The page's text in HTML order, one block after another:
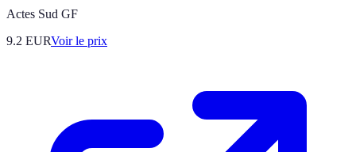
Actes Sud GF
9.2 EURVoir le prix